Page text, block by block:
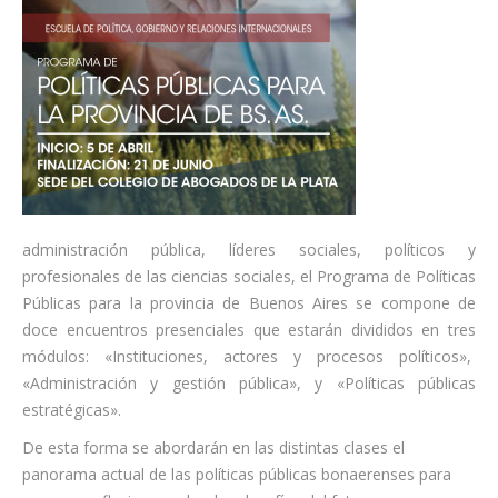
administración pública, líderes sociales, políticos y
profesionales de las ciencias sociales, el Programa de Políticas
Públicas para la provincia de Buenos Aires se compone de
doce encuentros presenciales que estarán divididos en tres
módulos: «Instituciones, actores y procesos políticos»,
«Administración y gestión pública», y «Políticas públicas
estratégicas».
De esta forma se abordarán en las distintas clases el
panorama actual de las políticas públicas bonaerenses para